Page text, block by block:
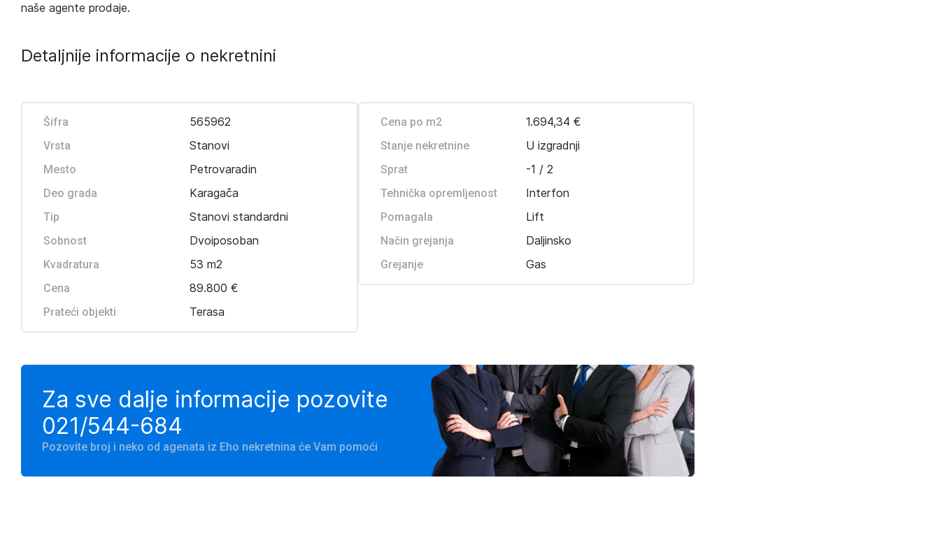
naše agente prodaje.
Detaljnije informacije o nekretnini
Šifra 565962
Vrsta Stanovi
Mesto Petrovaradin
Deo grada Karagača
Tip Stanovi standardni
Sobnost Dvoiposoban
Kvadratura 53 m2
Cena 89.800 €
Prateći objekti Terasa
Cena po m2 1.694,34 €
Stanje nekretnine U izgradnji
Sprat -1 / 2
Tehnička opremljenost Interfon
Pomagala Lift
Način grejanja Daljinsko
Grejanje Gas
Za sve dalje informacije pozovite
021/544-684
Pozovite broj i neko od agenata iz Eho nekretnina će Vam pomoći